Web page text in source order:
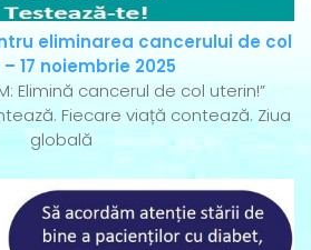
eliminarea cancerului de col
17 noiembrie 2025
Elimină cancerul de col uterin!”
Fiecare viață contează. Ziua
globală